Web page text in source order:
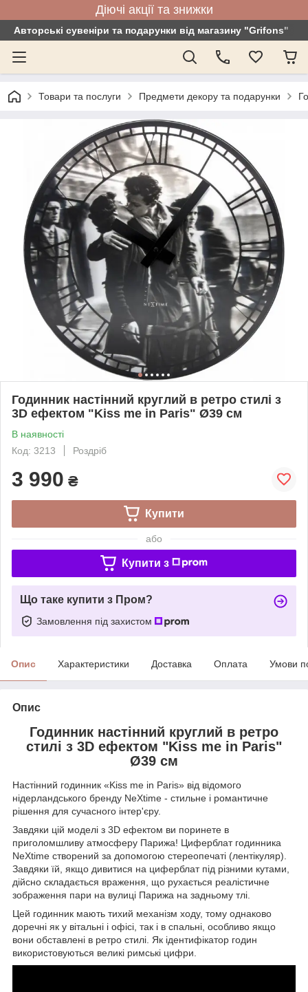
Діючі акції та знижки
Авторські сувеніри та подарунки від магазину "Grifons"
Товари та послуги Предмети декору та подарунки
Годинник настінний круглий в ретро стилі з
3D ефектом "Kiss me in Paris" Ø39 см
В наявності
Код: 3213
Роздріб
3 990 ₴
Купити
або
Купити з
Що таке купити з Пром?
Замовлення під захистом
Опис Характеристики Доставка Оплата Умови
Опис
Годинник настінний круглий в ретро
стилі з 3D ефектом "Kiss me in Paris"
Ø39 см
Настінний годинник «Kiss me in Paris» від відомого
нідерландського бренду NeXtime - стильне і романтичне
рішення для сучасного інтер'єру.
Завдяки цій моделі з 3D ефектом ви поринете в
приголомшливу атмосферу Парижа! Циферблат годинника
NeXtime створений за допомогою стереопечаті (лентікуляр).
Завдяки їй, якщо дивитися на циферблат під різними кутами,
дійсно складається враження, що рухається реалістичне
зображення пари на вулиці Парижа на задньому тлі.
Цей годинник мають тихий механізм ходу, тому однаково
доречні як у вітальні і офісі, так і в спальні, особливо якщо
вони обставлені в ретро стилі. Як ідентифікатор годин
використовуються великі римські цифри.